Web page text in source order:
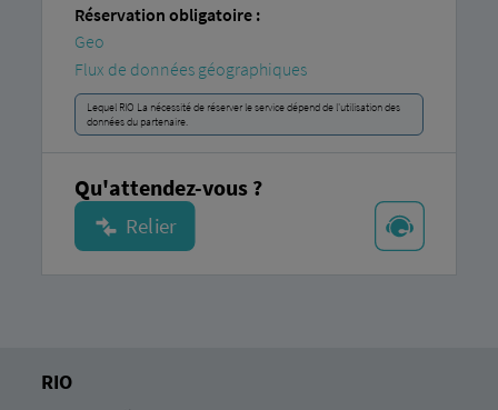
Réservation obligatoire :
Geo
Flux de données géographiques
Lequel RIO La nécessité de réserver le service dépend de l'utilisation des
données du partenaire.
Qu'attendez-vous ?
RIO